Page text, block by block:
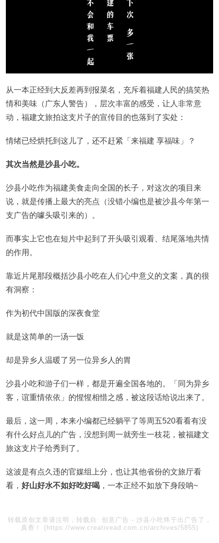
从一本正经到大反差再到报菜名，充斥着福建人民的搞笑热
情和美味（广东人警告），层次丰富的感受，让人非常意
动，福建文旅拍这支片子的宣传目的也落到了实处：
情绪已经烘托到这儿了，还不赶紧「来福建 享福味」？
其次当然是沙县小吃。
沙县小吃作为福建美食走向全国的长子，对这次的项目来
说，就是传播上最大的亮点（没错小编也是被沙县今年第一
支广告的噱头吸引来的）。
而事实上它也在短片中起到了开头吸引观看、结尾落地共情
的作用。
靠近片尾那段概括沙县小吃在人们心中意义的文案，真的很
有洞察：
作为初代中国版的深夜食堂
就是这简单的一汤一饭
却是异乡人温暖了另一位异乡人的胃
沙县小吃和游子们一样，都是开遍全国各地的。「同为异乡
客，谊重情依依」的惺惺相惜之感，被这段话给说出来了。
最后，这一周，本来小编都已经躺平了等周五520看看有没
有什么好点儿的广告，没想到周一就旁生一枝花，被福建文
旅这支片子给秀到了。
这波是有点久违的官媒组上分，也让其他省份的文旅厅看
看， 好山好水不如好吃好喝 ，一本正经不如放下身段呐~
转载原创文章请注明，转载自: 创意广告 - 沙县小吃终于出广告了，
真香！ (https://www.creativead.com.cn/archives/5855)